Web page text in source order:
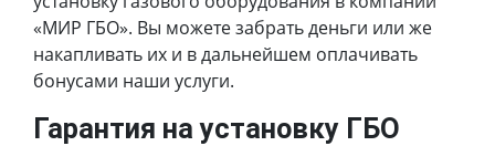
«МИР ГБО». Вы можете забрать деньги или же
накапливать их и в дальнейшем оплачивать
бонусами наши услуги.
Гарантия на установку ГБО